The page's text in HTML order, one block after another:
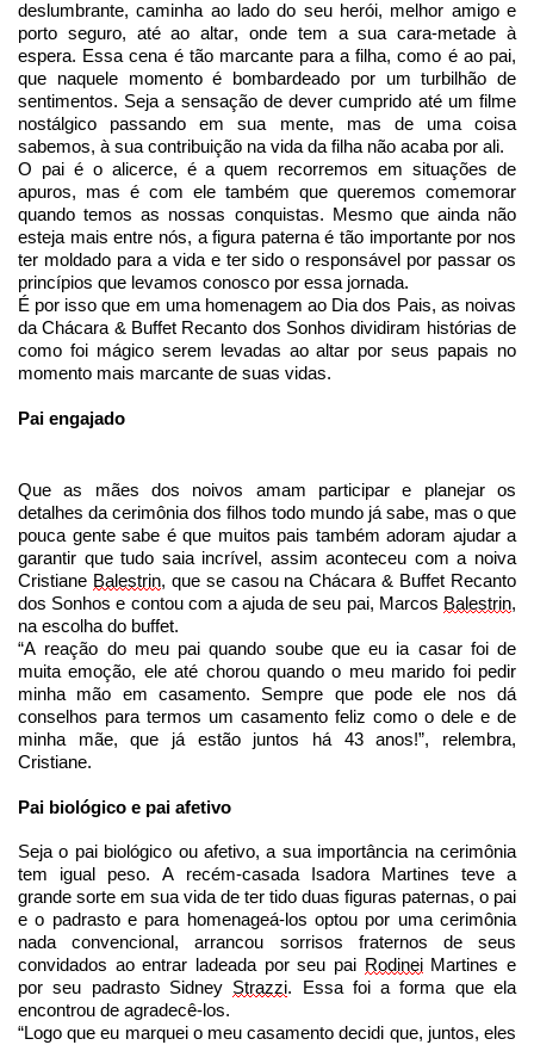
deslumbrante, caminha ao lado do seu herói, melhor amigo e
porto seguro, até ao altar, onde tem a sua cara-metade à
espera. Essa cena é tão marcante para a filha, como é ao pai,
que naquele momento é bombardeado por um turbilhão de
sentimentos. Seja a sensação de dever cumprido até um filme
nostálgico passando em sua mente, mas de uma coisa
sabemos, à sua contribuição na vida da filha não acaba por ali.
O pai é o alicerce, é a quem recorremos em situações de
apuros, mas é com ele também que queremos comemorar
quando temos as nossas conquistas. Mesmo que ainda não
esteja mais entre nós, a figura paterna é tão importante por nos
ter moldado para a vida e ter sido o responsável por passar os
princípios que levamos conosco por essa jornada.
É por isso que em uma homenagem ao Dia dos Pais, as noivas
da Chácara & Buffet Recanto dos Sonhos dividiram histórias de
como foi mágico serem levadas ao altar por seus papais no
momento mais marcante de suas vidas.
Pai engajado
Que as mães dos noivos amam participar e planejar os
detalhes da cerimônia dos filhos todo mundo já sabe, mas o que
pouca gente sabe é que muitos pais também adoram ajudar a
garantir que tudo saia incrível, assim aconteceu com a noiva
Cristiane Balestrin, que se casou na Chácara & Buffet Recanto
dos Sonhos e contou com a ajuda de seu pai, Marcos Balestrin,
na escolha do buffet.
“A reação do meu pai quando soube que eu ia casar foi de
muita emoção, ele até chorou quando o meu marido foi pedir
minha mão em casamento. Sempre que pode ele nos dá
conselhos para termos um casamento feliz como o dele e de
minha mãe, que já estão juntos há 43 anos!”, relembra,
Cristiane.
Pai biológico e pai afetivo
Seja o pai biológico ou afetivo, a sua importância na cerimônia
tem igual peso. A recém-casada Isadora Martines teve a
grande sorte em sua vida de ter tido duas figuras paternas, o pai
e o padrasto e para homenageá-los optou por uma cerimônia
nada convencional, arrancou sorrisos fraternos de seus
convidados ao entrar ladeada por seu pai RodineiMartines e
por seu padrasto Sidney Strazzi. Essa foi a forma que ela
encontrou de agradecê-los.
“Logo que eu marquei o meu casamento decidi que, juntos, eles